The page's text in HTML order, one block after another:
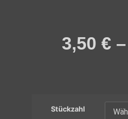
3,50€ –
Stückzahl